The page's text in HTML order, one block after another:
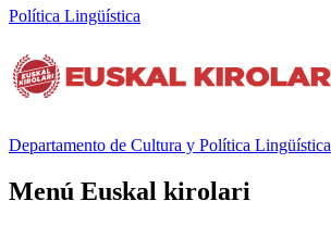
Política Lingüística
Departamento de Cultura y Política Lingüística
Menú Euskal kirolari